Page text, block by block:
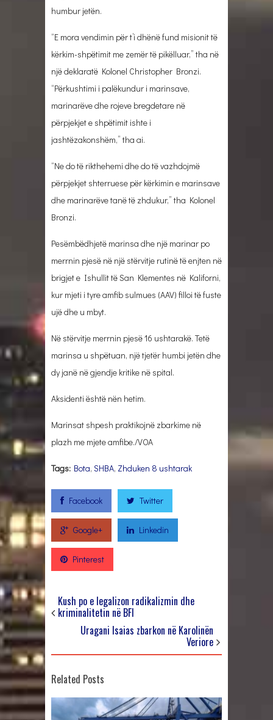
humbur jetën.
“E mora vendimin për t’i dhënë fund misionit të
kërkim-shpëtimit me zemër të pikëlluar,” tha në
një deklaratë Kolonel Christopher Bronzi.
“Përkushtimi i palëkundur i marinsave,
marinarëve dhe rojeve bregdetare në
përpjekjet e shpëtimit ishte i
jashtëzakonshëm,” tha ai.
“Ne do të rikthehemi dhe do të vazhdojmë
përpjekjet shterruese për kërkimin e marinsave
dhe marinarëve tanë të zhdukur,” tha Kolonel
Bronzi.
Pesëmbëdhjetë marinsa dhe një marinar po
merrnin pjesë në një stërvitje rutinë të enjten në
brigjet e Ishullit të San Klementes në Kaliforni,
kur mjeti i tyre amfib sulmues (AAV) filloi të fuste
ujë dhe u mbyt.
Në stërvitje merrnin pjesë 16 ushtarakë. Tetë
marinsa u shpëtuan, një tjetër humbi jetën dhe
dy janë në gjendje kritike në spital.
Aksidenti është nën hetim.
Marinsat shpesh praktikojnë zbarkime në
plazh me mjete amfibe./VOA
Tags: Bota, SHBA, Zhduken 8 ushtarak
Facebook Twitter
Google+ Linkedin
Pinterest
Kush po e legalizon radikalizmin dhe
kriminalitetin në BFI
Uragani Isaias zbarkon në Karolinën
Veriore
Related Posts